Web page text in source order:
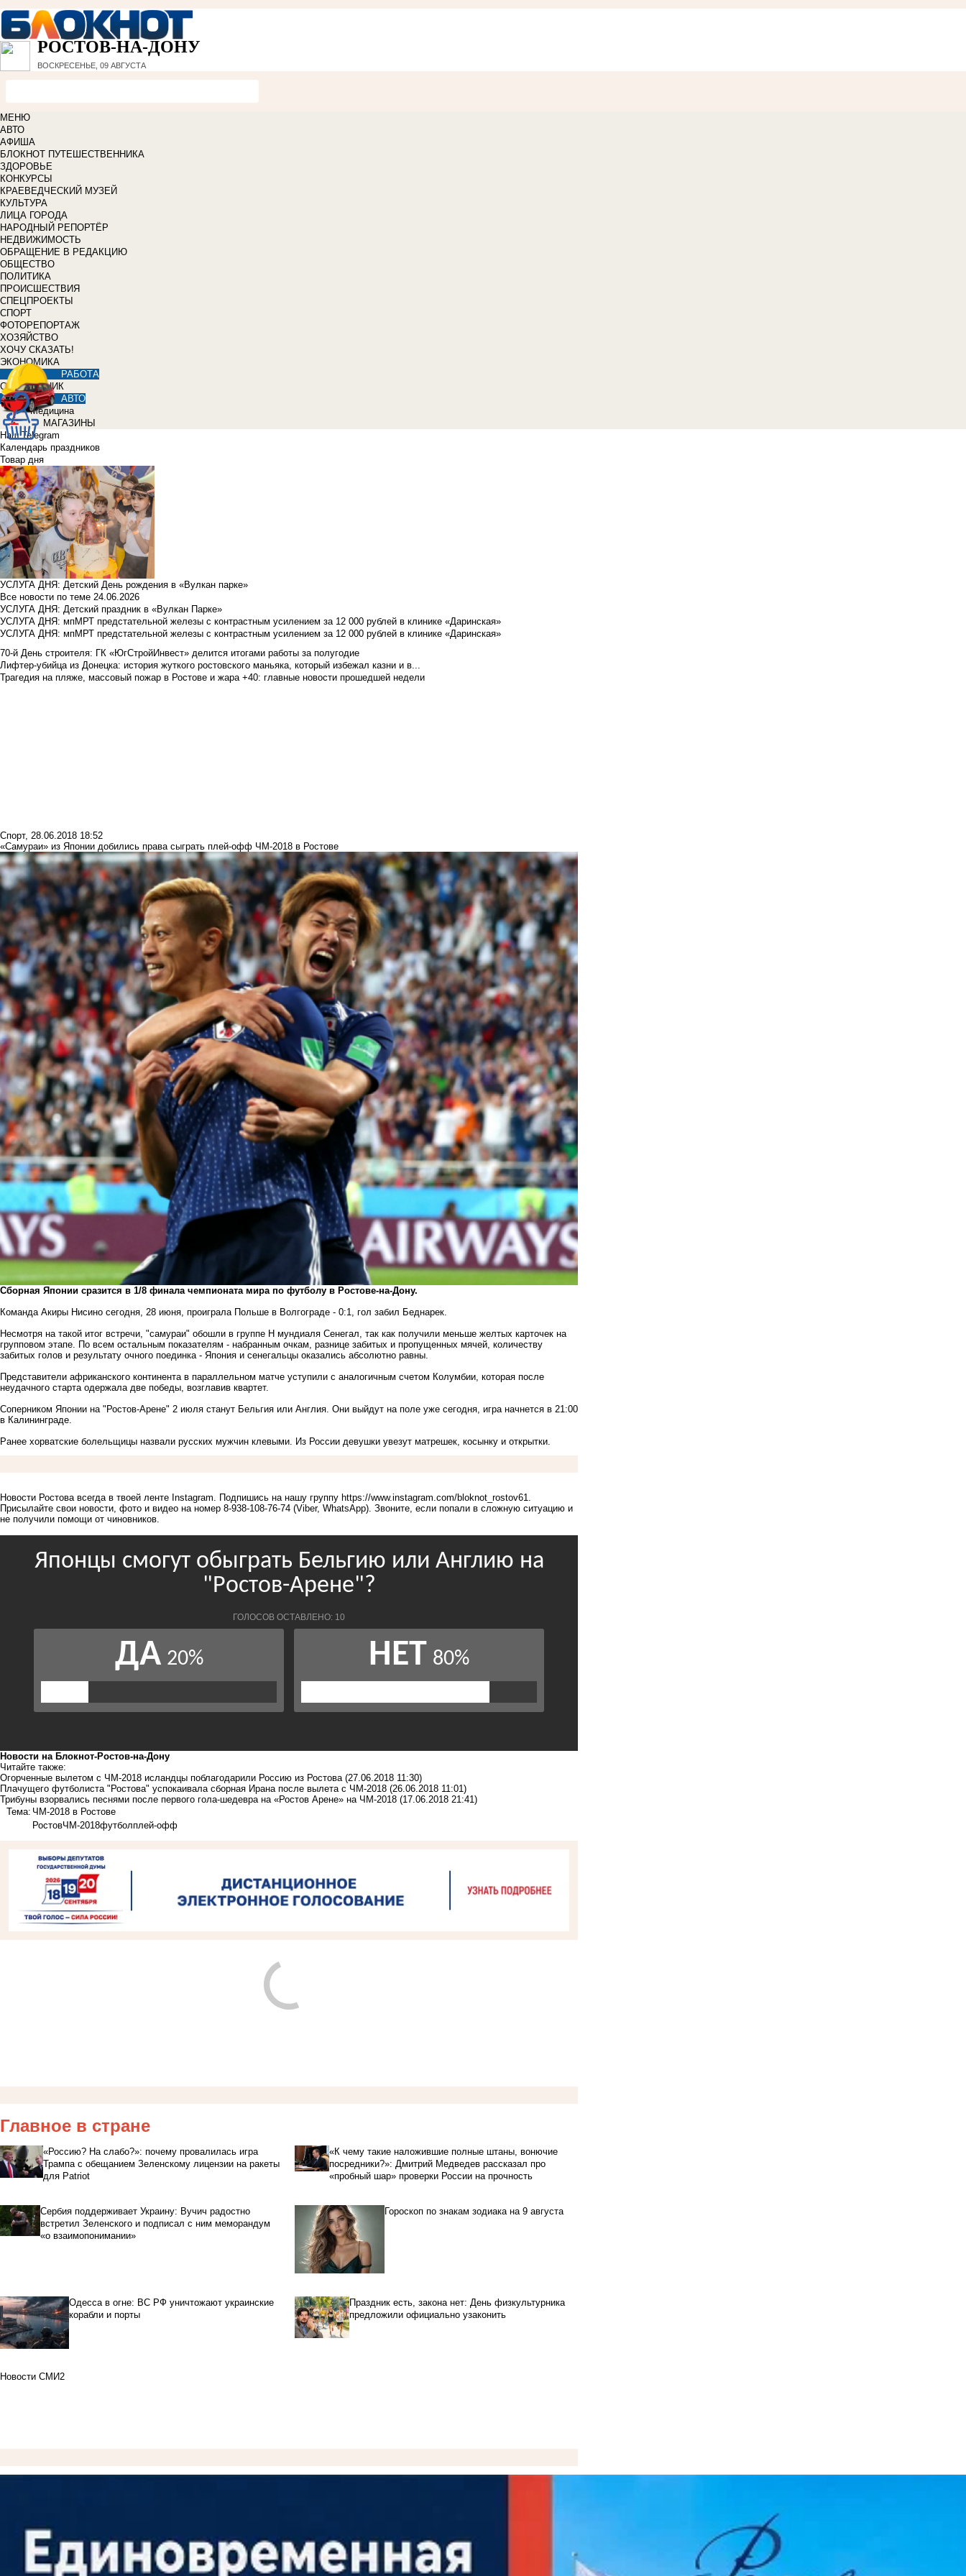
РОСТОВ-НА-ДОНУ
ВОСКРЕСЕНЬЕ, 09 АВГУСТА
МЕНЮ
АВТО
АФИША
БЛОКНОТ ПУТЕШЕСТВЕННИКА
ЗДОРОВЬЕ
КОНКУРСЫ
КРАЕВЕДЧЕСКИЙ МУЗЕЙ
КУЛЬТУРА
ЛИЦА ГОРОДА
НАРОДНЫЙ РЕПОРТЁР
НЕДВИЖИМОСТЬ
ОБРАЩЕНИЕ В РЕДАКЦИЮ
ОБЩЕСТВО
ПОЛИТИКА
ПРОИСШЕСТВИЯ
СПЕЦПРОЕКТЫ
СПОРТ
ФОТОРЕПОРТАЖ
ХОЗЯЙСТВО
ХОЧУ СКАЗАТЬ!
ЭКОНОМИКА
РАБОТА
СПРАВОЧНИК
АВТО
Медицина
МАГАЗИНЫ
Наш Telegram
Календарь праздников
Товар дня
УСЛУГА ДНЯ: Детский День рождения в «Вулкан парке»
Все новости по теме 24.06.2026
УСЛУГА ДНЯ: Детский праздник в «Вулкан Парке»
УСЛУГА ДНЯ: мпМРТ предстательной железы с контрастным усилением за 12 000 рублей в клинике «Даринская»
УСЛУГА ДНЯ: мпМРТ предстательной железы с контрастным усилением за 12 000 рублей в клинике «Даринская»
70-й День строителя: ГК «ЮгСтройИнвест» делится итогами работы за полугодие
Лифтер-убийца из Донецка: история жуткого ростовского маньяка, который избежал казни и в...
Трагедия на пляже, массовый пожар в Ростове и жара +40: главные новости прошедшей недели
Спорт, 28.06.2018 18:52
«Самураи» из Японии добились права сыграть плей-офф ЧМ-2018 в Ростове
Сборная Японии сразится в 1/8 финала чемпионата мира по футболу в Ростове-на-Дону.
Команда Акиры Нисино сегодня, 28 июня, проиграла Польше в Волгограде - 0:1, гол забил Беднарек.
Несмотря на такой итог встречи, "самураи" обошли в группе H мундиаля Сенегал, так как получили меньше желтых карточек на
групповом этапе. По всем остальным показателям - набранным очкам, разнице забитых и пропущенных мячей, количеству
забитых голов и результату очного поединка - Япония и сенегальцы оказались абсолютно равны.
Представители африканского континента в параллельном матче уступили с аналогичным счетом Колумбии, которая после
неудачного старта одержала две победы, возглавив квартет.
Соперником Японии на "Ростов-Арене" 2 июля станут Бельгия или Англия. Они выйдут на поле уже сегодня, игра начнется в 21:00
в Калининграде.
Ранее хорватские болельщицы назвали русских мужчин клевыми. Из России девушки увезут матрешек, косынку и открытки.
Новости Ростова всегда в твоей ленте Instagram. Подпишись на нашу группу https://www.instagram.com/bloknot_rostov61
Присылайте свои новости, фото и видео на номер 8-938-108-76-74 (Viber, WhatsApp). Звоните, если попали в сложную ситуацию и
не получили помощи от чиновников.
Новости на Блoкнoт-Ростов-на-Дону
Читайте также:
Огорченные вылетом с ЧМ-2018 исландцы поблагодарили Россию из Ростова (27.06.2018 11:30)
Плачущего футболиста "Ростова" успокаивала сборная Ирана после вылета с ЧМ-2018 (26.06.2018 11:01)
Трибуны взорвались песнями после первого гола-шедевра на «Ростов Арене» на ЧМ-2018 (17.06.2018 21:41)
Тема: ЧМ-2018 в Ростове
РостовЧМ-2018футболплей-офф
Главное в стране
«Россию? На слабо?»: почему провалилась игра
Трампа с обещанием Зеленскому лицензии на ракеты
для Patriot
«К чему такие наложившие полные штаны, вонючие
посредники?»: Дмитрий Медведев рассказал про
«пробный шар» проверки России на прочность
Сербия поддерживает Украину: Вучич радостно
встретил Зеленского и подписал с ним меморандум
«о взаимопонимании»
Гороскоп по знакам зодиака на 9 августа
Одесса в огне: ВС РФ уничтожают украинские
корабли и порты
Праздник есть, закона нет: День физкультурника
предложили официально узаконить
Новости СМИ2